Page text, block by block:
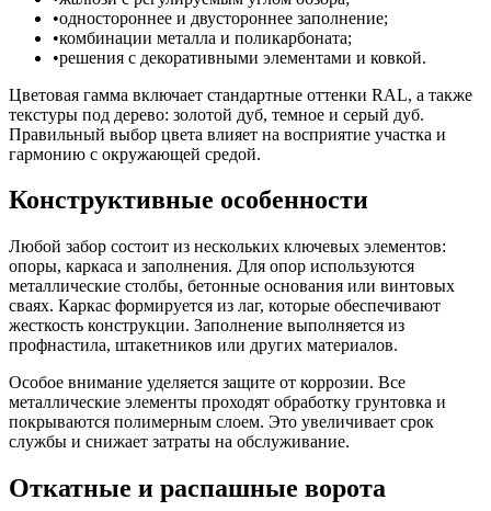
одностороннее и двустороннее заполнение;
комбинации металла и поликарбоната;
решения с декоративными элементами и ковкой.
Цветовая гамма включает стандартные оттенки RAL, а также
текстуры под дерево: золотой дуб, темное и серый дуб.
Правильный выбор цвета влияет на восприятие участка и
гармонию с окружающей средой.
Конструктивные особенности
Любой забор состоит из нескольких ключевых элементов:
опоры, каркаса и заполнения. Для опор используются
металлические столбы, бетонные основания или винтовых
сваях. Каркас формируется из лаг, которые обеспечивают
жесткость конструкции. Заполнение выполняется из
профнастила, штакетников или других материалов.
Особое внимание уделяется защите от коррозии. Все
металлические элементы проходят обработку грунтовка и
покрываются полимерным слоем. Это увеличивает срок
службы и снижает затраты на обслуживание.
Откатные и распашные ворота